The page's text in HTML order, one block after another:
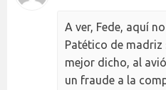
A ver, Fede, aquí
Patético de madriz
mejor dicho, al
un fraude a la